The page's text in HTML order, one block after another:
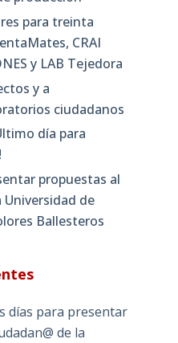
para treinta
CRAI
y LAB Tejedora
y a
ciudadanos
día para
propuestas al
Universidad de
Ballesteros
días para presentar
de la